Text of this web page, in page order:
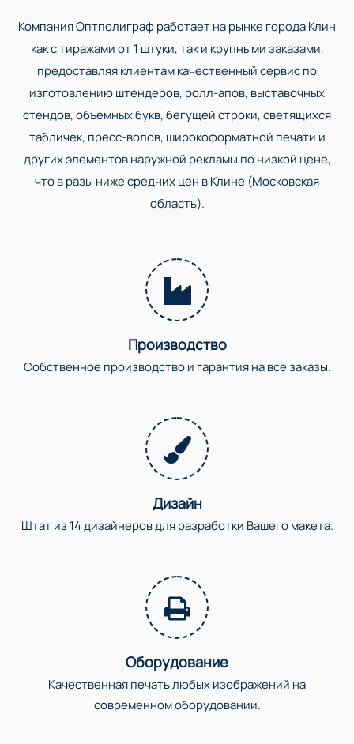
Компания Оптполиграф работает на рынке города Клин
как с тиражами от 1 штуки, так и крупными заказами,
предоставляя клиентам качественный сервис по
изготовлению штендеров, ролл-апов, выставочных
стендов, объемных букв, бегущей строки, светящихся
табличек, пресс-волов, широкоформатной печати и
других элементов наружной рекламы по низкой цене,
что в разы ниже средних цен в Клине (Московская
область).
Производство
Собственное производство и гарантия на все заказы.
Дизайн
Штат из 14 дизайнеров для разработки Вашего макета.
Оборудование
Качественная печать любых изображений на
современном оборудовании.